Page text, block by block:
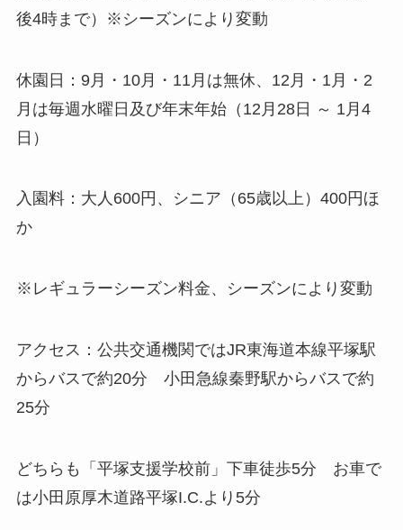
後4時まで）※シーズンにより変動
休園日：9月・10月・11月は無休、12月・1月・2
月は毎週水曜日及び年末年始（12月28日 ～ 1月4
日）
入園料：大人600円、シニア（65歳以上）400円ほ
か
※レギュラーシーズン料金、シーズンにより変動
アクセス：公共交通機関ではJR東海道本線平塚駅
からバスで約20分 小田急線秦野駅からバスで約
25分
どちらも「平塚支援学校前」下車徒歩5分 お車で
は小田原厚木道路平塚I.C.より5分